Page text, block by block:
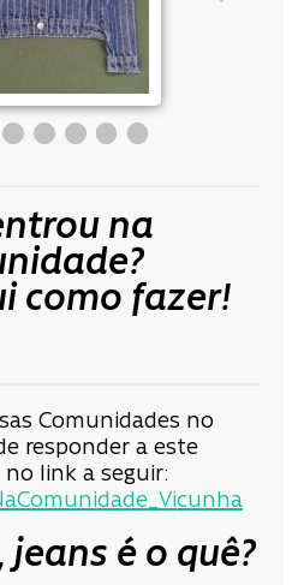
na
como fazer!
Comunidades no
responder a este
link a seguir:
jeans é o quê?